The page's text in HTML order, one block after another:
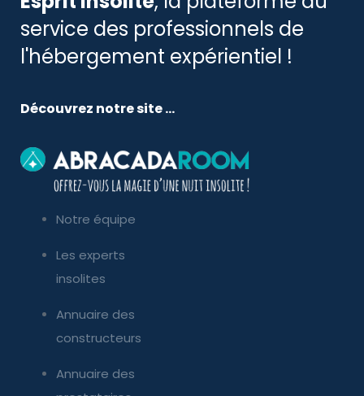
service des professionnels de
l'hébergement expérientiel !
Découvrez notre site ...
Notre équipe
Les experts
insolites
Annuaire des
constructeurs
Annuaire des